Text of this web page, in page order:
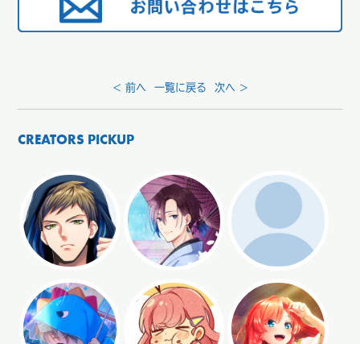
< 前へ 一覧に戻る 次へ >
CREATORS PICKUP